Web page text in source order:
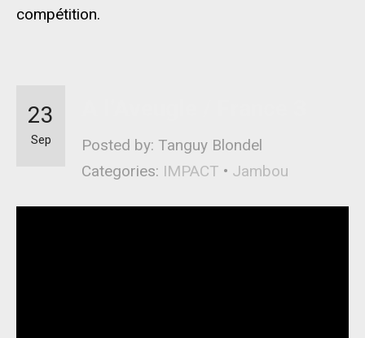
compétition.
Posted by: Tanguy Blondel
Categories: IMPACT • Jambou
23
Sep